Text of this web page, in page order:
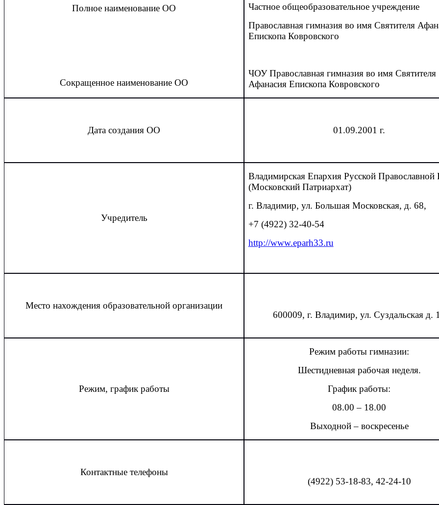
Полное наименование ОО
Сокращенное наименование ОО
Частное общеобразовательное учреждение
Православная гимназия во имя Святителя
Епископа Ковровского
ЧОУ Православная гимназия во имя Святителя
Афанасия Епископа Ковровского
Дата создания ОО 01.09.2001 г.
Учредитель
Владимирская Епархия Русской Православной
(Московский Патриархат)
г. Владимир, ул. Большая Московская, д. 68,
+7 (4922) 32-40-54
http://www.eparh33.ru
Место нахождения образовательной организации
600009, г. Владимир, ул. Суздальская д.
Режим, график работы
Режим работы гимназии:
Шестидневная рабочая неделя.
График работы:
08.00 – 18.00
Выходной – воскресенье
Контактные телефоны
(4922) 53-18-83, 42-24-10